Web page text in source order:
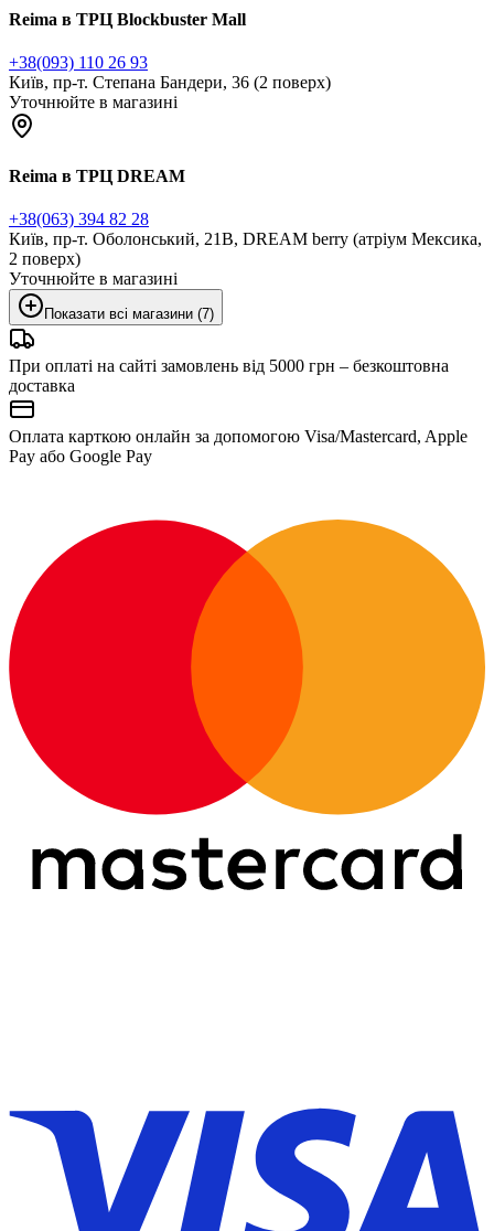
Reima в ТРЦ Blockbuster Mall
+38(093) 110 26 93
Київ, пр-т. Степана Бандери, 36 (2 поверх)
Уточнюйте в магазині
Reima в ТРЦ DREAM
+38(063) 394 82 28
Київ, пр-т. Оболонський, 21В, DREAM berry (атріум Мексика,
2 поверх)
Уточнюйте в магазині
Показати всі магазини (7)
При оплаті на сайті замовлень від 5000 грн – безкоштовна
доставка
Оплата карткою онлайн за допомогою Visa/Mastercard, Apple
Pay або Google Pay